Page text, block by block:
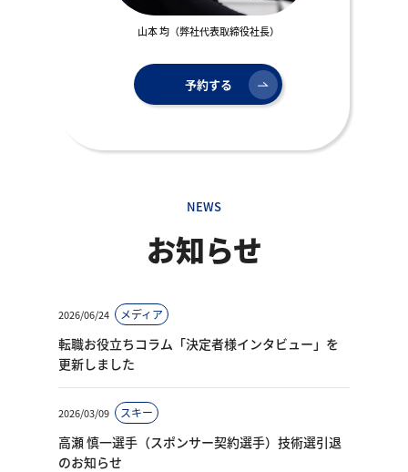
山本 均（弊社代表取締役社長）
予約する
NEWS
お知らせ
2026/06/24 メディア
転職お役立ちコラム「決定者様インタビュー」を
更新しました
2026/03/09 スキー
高瀬 慎一選手（スポンサー契約選手）技術選引退
のお知らせ